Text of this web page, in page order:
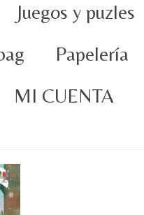
Juegos y puzles
Papelería
MI CUENTA